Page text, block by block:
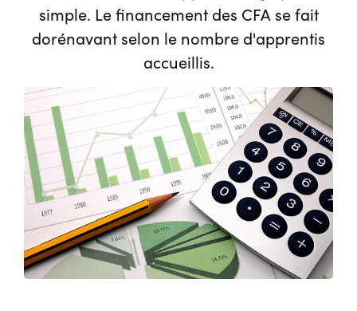
simple. Le financement des CFA se fait
dorénavant selon le nombre d'apprentis
accueillis.